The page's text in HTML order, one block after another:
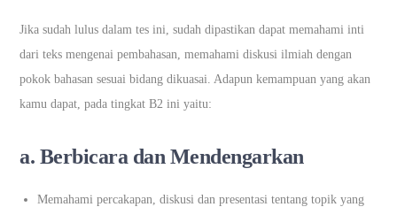
Jika sudah lulus dalam tes ini, sudah dipastikan dapat memahami inti
dari teks mengenai pembahasan, memahami diskusi ilmiah dengan
pokok bahasan sesuai bidang dikuasai. Adapun kemampuan yang akan
kamu dapat, pada tingkat B2 ini yaitu:
a. Berbicara dan Mendengarkan
Memahami percakapan, diskusi dan presentasi tentang topik yang